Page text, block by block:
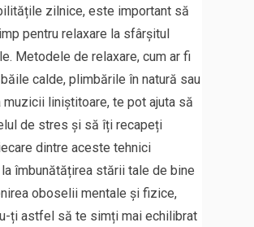
zilnice, este important să
pentru relaxare la sfârșitul
Metodele de relaxare, cum ar fi
calde, plimbările în natură sau
muzicii liniștitoare, te pot ajuta să
de stres și să îți recapeți
dintre aceste tehnici
îmbunătățirea stării tale de bine
oboselii mentale și fizice,
ți astfel să te simți mai echilibrat